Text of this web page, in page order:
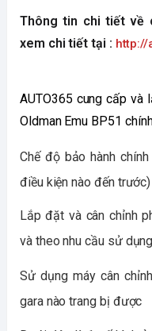
Thông tin chi tiết về
xem chi tiết tại : http://
AUTO365 cung cấp và
Oldman Emu BP51
Chế độ bảo hành
điều kiện nào đến trước)
Lắp đặt và cân chỉnh
và theo nhu cầu sử
Sử dụng máy cân
gara nào trang bị được